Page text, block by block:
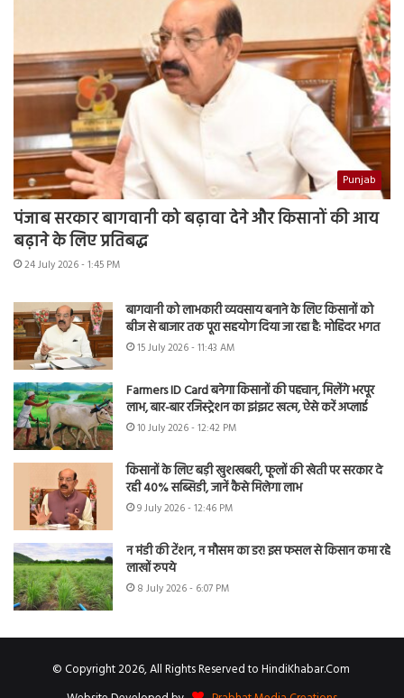
Punjab
पंजाब सरकार बागवानी को बढ़ावा देने और किसानों की आय
बढ़ाने के लिए प्रतिबद्ध
24 July 2026 - 1:45 PM
बागवानी को लाभकारी व्यवसाय बनाने के लिए किसानों को
बीज से बाजार तक पूरा सहयोग दिया जा रहा है: मोहिंदर भगत
15 July 2026 - 11:43 AM
Farmers ID Card बनेगा किसानों की पहचान, मिलेंगे भरपूर
लाभ, बार-बार रजिस्ट्रेशन का झंझट खत्म, ऐसे करें अप्लाई
10 July 2026 - 12:42 PM
किसानों के लिए बड़ी खुशखबरी, फूलों की खेती पर सरकार दे
रही 40% सब्सिडी, जानें कैसे मिलेगा लाभ
9 July 2026 - 12:46 PM
न मंडी की टेंशन, न मौसम का डर! इस फसल से किसान कमा रहे
लाखों रुपये
8 July 2026 - 6:07 PM
© Copyright 2026, All Rights Reserved to HindiKhabar.Com